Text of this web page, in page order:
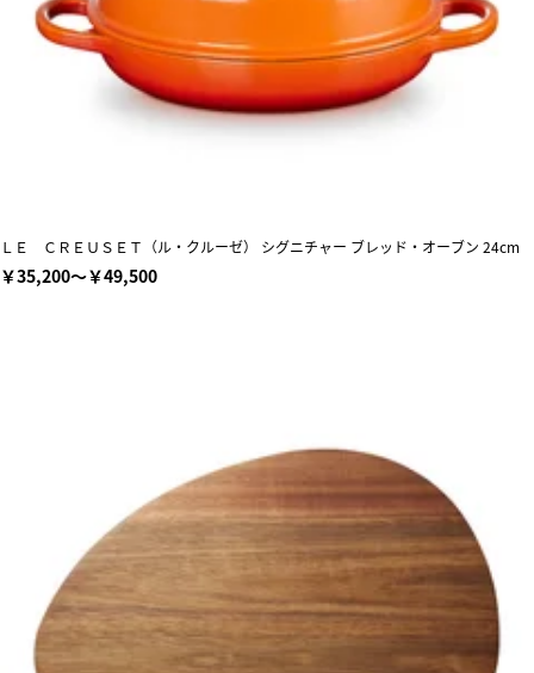
ＬＥ ＣＲＥＵＳＥＴ（ル・クルーゼ） シグニチャー ブレッド・オーブン 24cm
￥35,200～￥49,500